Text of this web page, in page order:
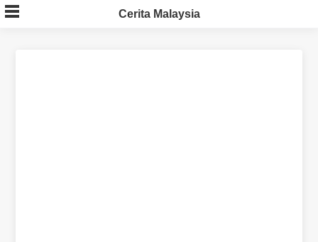
Skip
to
Cerita Malaysia